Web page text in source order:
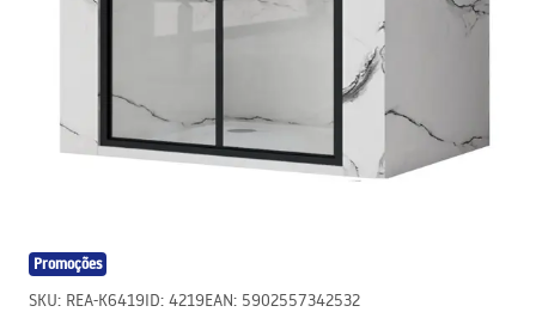
Promoções
SKU: REA-K6419ID: 4219EAN: 5902557342532